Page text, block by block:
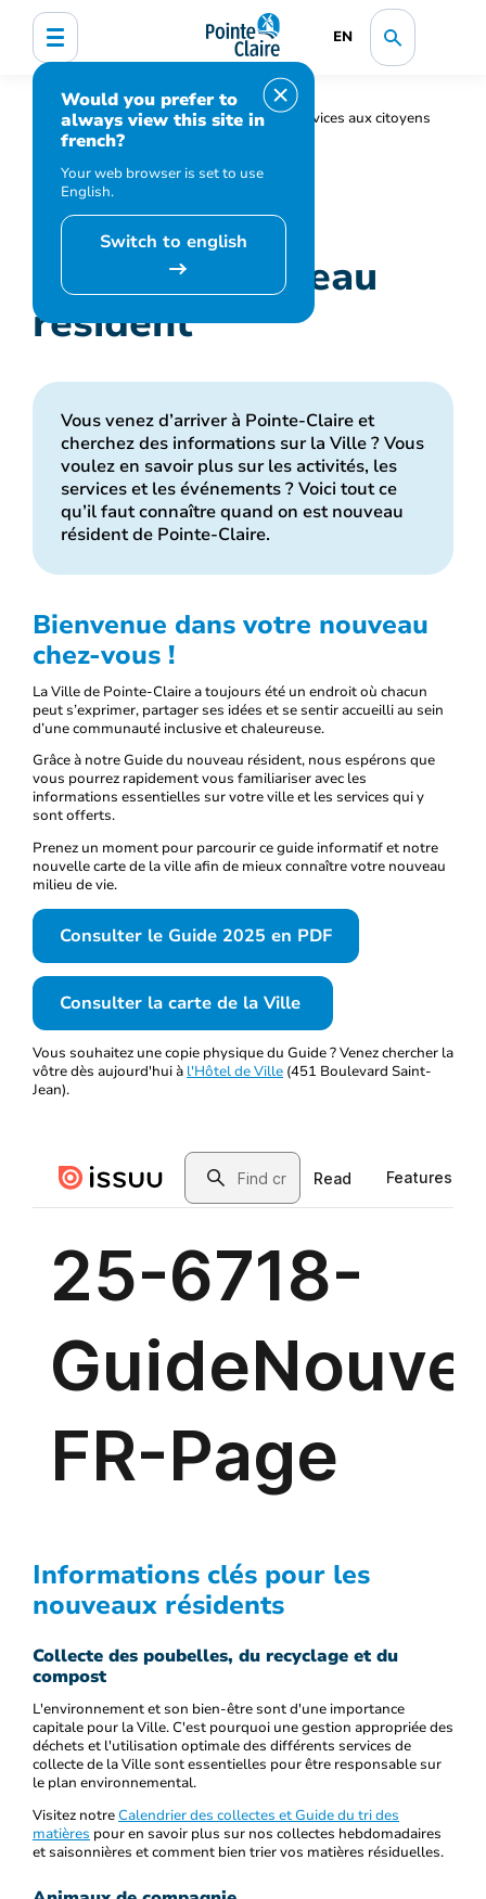
EN
Would you prefer to
always view this site in
french?
Your web browser is set to use
English.
Switch to english
Accueil Vie communautaire
Services aux citoyens
Guide du nouveau résident
Guide du nouveau
résident
Vous venez d’arriver à Pointe-Claire et
cherchez des informations sur la Ville ? Vous
voulez en savoir plus sur les activités, les
services et les événements ? Voici tout ce
qu’il faut connaître quand on est nouveau
résident de Pointe-Claire.
Bienvenue dans votre nouveau
chez-vous !
La Ville de Pointe-Claire a toujours été un endroit où chacun
peut s’exprimer, partager ses idées et se sentir accueilli au sein
d’une communauté inclusive et chaleureuse.
Grâce à notre Guide du nouveau résident, nous espérons que
vous pourrez rapidement vous familiariser avec les
informations essentielles sur votre ville et les services qui y
sont offerts.
Prenez un moment pour parcourir ce guide informatif et notre
nouvelle carte de la ville afin de mieux connaître votre nouveau
milieu de vie.
Consulter le Guide 2025 en PDF
Consulter la carte de la Ville
Vous souhaitez une copie physique du Guide ? Venez chercher la
vôtre dès aujourd'hui à l'Hôtel de Ville (451 Boulevard Saint-
Jean).
Informations clés pour les
nouveaux résidents
Collecte des poubelles, du recyclage et du
compost
L'environnement et son bien-être sont d'une importance
capitale pour la Ville. C'est pourquoi une gestion appropriée des
déchets et l'utilisation optimale des différents services de
collecte de la Ville sont essentielles pour être responsable sur
le plan environnemental.
Visitez notre Calendrier des collectes et Guide du tri des
matières pour en savoir plus sur nos collectes hebdomadaires
et saisonnières et comment bien trier vos matières résiduelles.